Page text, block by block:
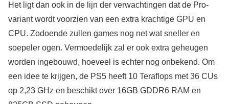
Het ligt dan ook in de lijn der verwachtingen dat de Pro-
variant wordt voorzien van een extra krachtige GPU en
CPU. Zodoende zullen games nog net wat sneller en
soepeler ogen. Vermoedelijk zal er ook extra geheugen
worden ingebouwd, hoeveel is echter nog onbekend. Om
een idee te krijgen, de PS5 heeft 10 Teraflops met 36 CUs
op 2,23 GHz en beschikt over 16GB GDDR6 RAM en